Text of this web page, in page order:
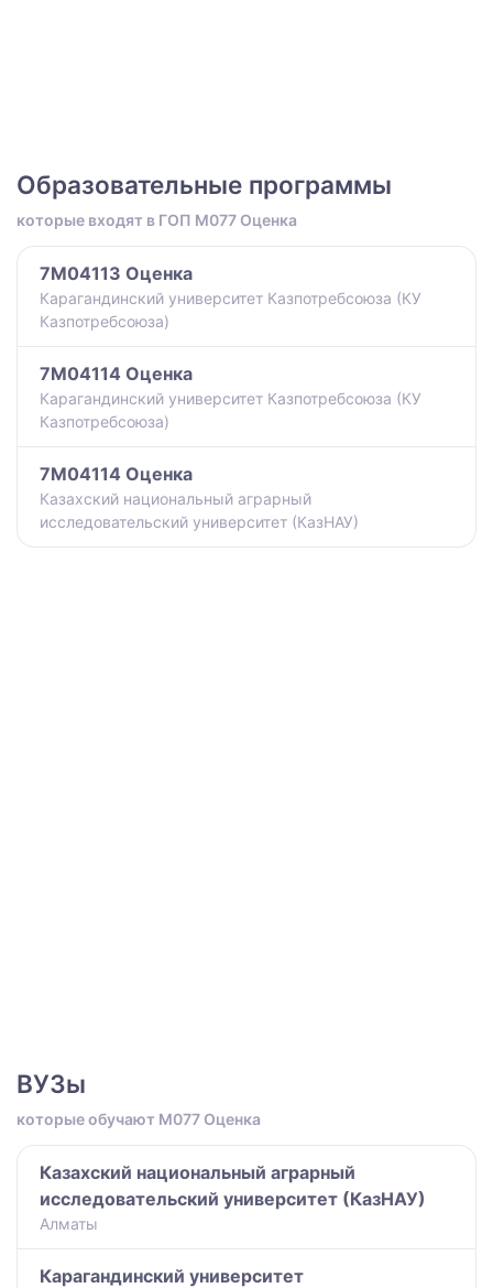
Образовательные программы
которые входят в ГОП M077 Оценка
7M04113 Оценка
Карагандинский университет Казпотребсоюза (КУ
Казпотребсоюза)
7M04114 Оценка
Карагандинский университет Казпотребсоюза (КУ
Казпотребсоюза)
7M04114 Оценка
Казахский национальный аграрный
исследовательский университет (КазНАУ)
ВУЗы
которые обучают M077 Оценка
Казахский национальный аграрный
исследовательский университет (КазНАУ)
Алматы
Карагандинский университет